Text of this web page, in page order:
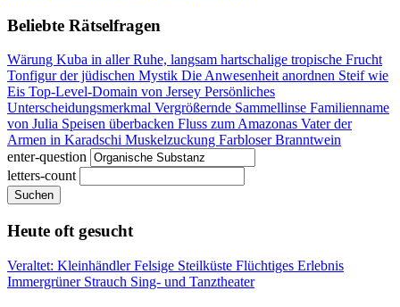
Beliebte Rätselfragen
Wärung Kuba in aller Ruhe, langsam hartschalige tropische Frucht
Tonfigur der jüdischen Mystik Die Anwesenheit anordnen Steif wie
Eis Top-Level-Domain von Jersey Persönliches
Unterscheidungsmerkmal Vergrößernde Sammellinse Familienname
von Julia Speisen überbacken Fluss zum Amazonas Vater der
Armen in Karadschi Muskelzuckung Farbloser Branntwein
enter-question
letters-count
Suchen
Heute oft gesucht
Veraltet: KleinhändlerFelsige Steilküste Flüchtiges Erlebnis
Immergrüner Strauch Sing- und Tanztheater